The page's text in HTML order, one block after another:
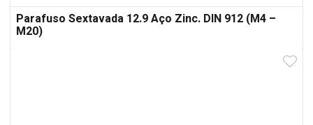
Parafuso Sextavada 12.9 Aço Zinc. DIN 912 (M4 –
M20)